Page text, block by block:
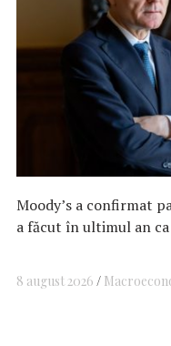
Moody’s a confirmat
a făcut în ultimul an
8 august 2026